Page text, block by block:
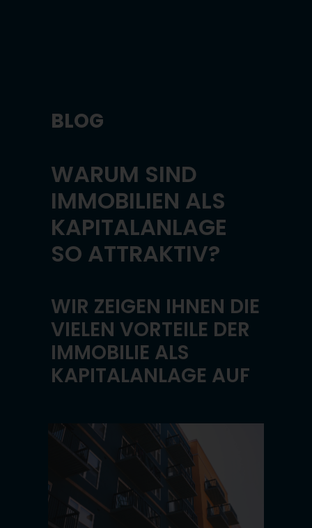
BLOG
WARUM SIND
IMMOBILIEN ALS
KAPITALANLAGE
SO ATTRAKTIV?
WIR ZEIGEN IHNEN DIE
VIELEN VORTEILE DER
IMMOBILIE ALS
KAPITALANLAGE AUF